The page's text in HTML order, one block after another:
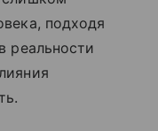
подходя
реальности